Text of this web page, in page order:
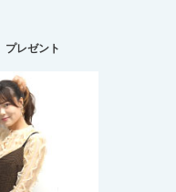
プレゼント